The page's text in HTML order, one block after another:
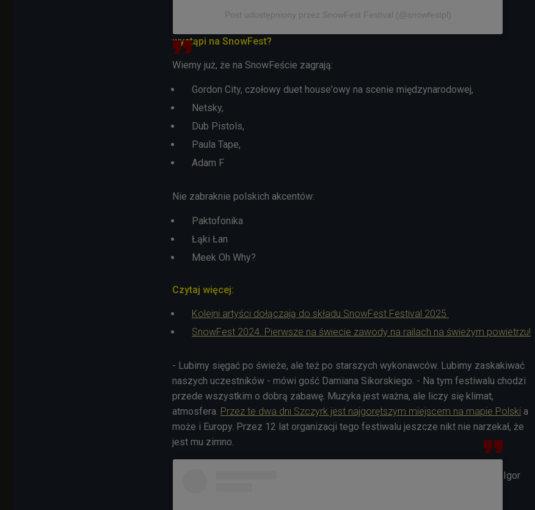
Post udostępniony przez SnowFest Festival (@snowfestpl)
wystąpi na SnowFest?
Wiemy już, że na SnowFeście zagrają:
Gordon City, czołowy duet house'owy na scenie międzynarodowej,
Netsky,
Dub Pistols,
Paula Tape,
Adam F
Nie zabraknie polskich akcentów:
Paktofonika
Łąki Łan
Meek Oh Why?
Czytaj więcej:
Kolejni artyści dołączają do składu SnowFest Festival 2025
SnowFest 2024. Pierwsze na świecie zawody na railach na świeżym powietrzu!
- Lubimy sięgać po świeże, ale też po starszych wykonawców. Lubimy zaskakiwać
naszych uczestników - mówi gość Damiana Sikorskiego. - Na tym festiwalu chodzi
przede wszystkim o dobrą zabawę. Muzyka jest ważna, ale liczy się klimat,
atmosfera. Przez te dwa dni Szczyrk jest najgorętszym miejscem na mapie Polski a
może i Europy. Przez 12 lat organizacji tego festiwalu jeszcze nikt nie narzekał, że
jest mu zimno.
Igor